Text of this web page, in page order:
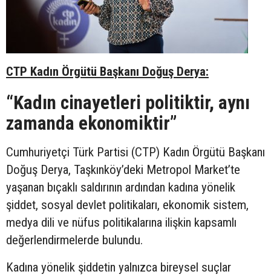
CTP Kadın Örgütü Başkanı Doğuş Derya:
“Kadın cinayetleri politiktir, aynı
zamanda ekonomiktir”
Cumhuriyetçi Türk Partisi (CTP) Kadın Örgütü Başkanı
Doğuş Derya, Taşkınköy’deki Metropol Market’te
yaşanan bıçaklı saldırının ardından kadına yönelik
şiddet, sosyal devlet politikaları, ekonomik sistem,
medya dili ve nüfus politikalarına ilişkin kapsamlı
değerlendirmelerde bulundu.
Kadına yönelik şiddetin yalnızca bireysel suçlar